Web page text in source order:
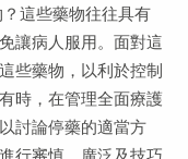
這些藥物往往具有
讓病人服用。面對這
些藥物，以利於控制
時，在管理全面療護
討論停藥的適當方
行審慎、廣泛及技巧